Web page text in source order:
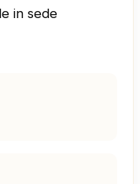
in sede